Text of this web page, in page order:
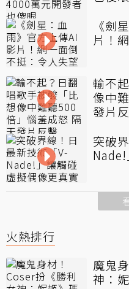
《劍
片！
輸不
像中
發片
突破
火熱排行
魔鬼
神：